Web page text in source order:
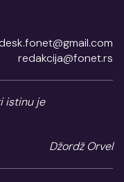
redakcija@fonet.rs
istinu je
Džordž Orvel